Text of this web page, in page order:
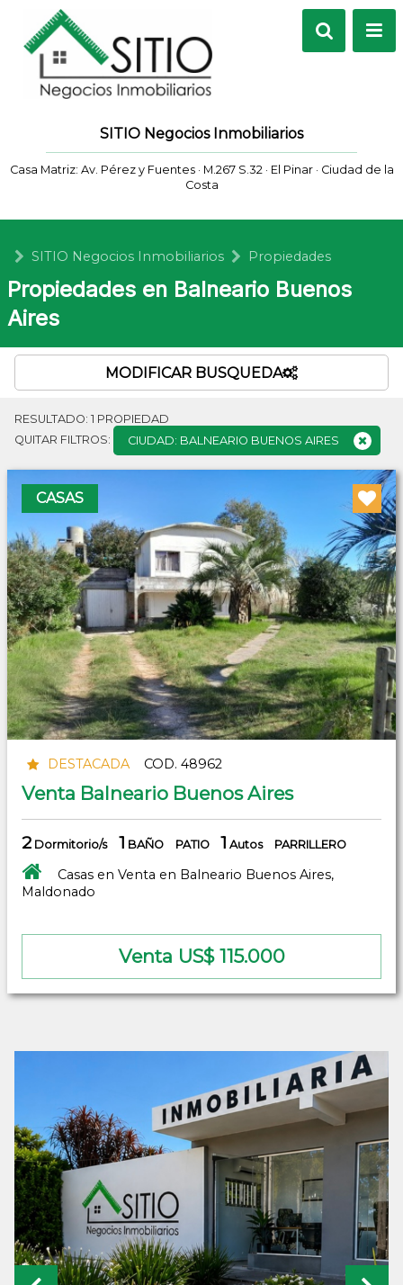
SITIO Negocios Inmobiliarios
Casa Matriz: Av. Pérez y Fuentes · M.267 S.32 · El Pinar · Ciudad de la
Costa
SITIO Negocios Inmobiliarios Propiedades
Propiedades en Balneario Buenos
Aires
MODIFICAR BUSQUEDA
RESULTADO: 1 PROPIEDAD
QUITAR FILTROS:
CIUDAD: BALNEARIO BUENOS AIRES
CASAS
DESTACADA COD. 48962
Venta Balneario Buenos Aires
2 Dormitorio/s 1 BAÑO PATIO 1 Autos PARRILLERO
Casas en Venta en Balneario Buenos Aires,
Maldonado
Venta US$ 115.000